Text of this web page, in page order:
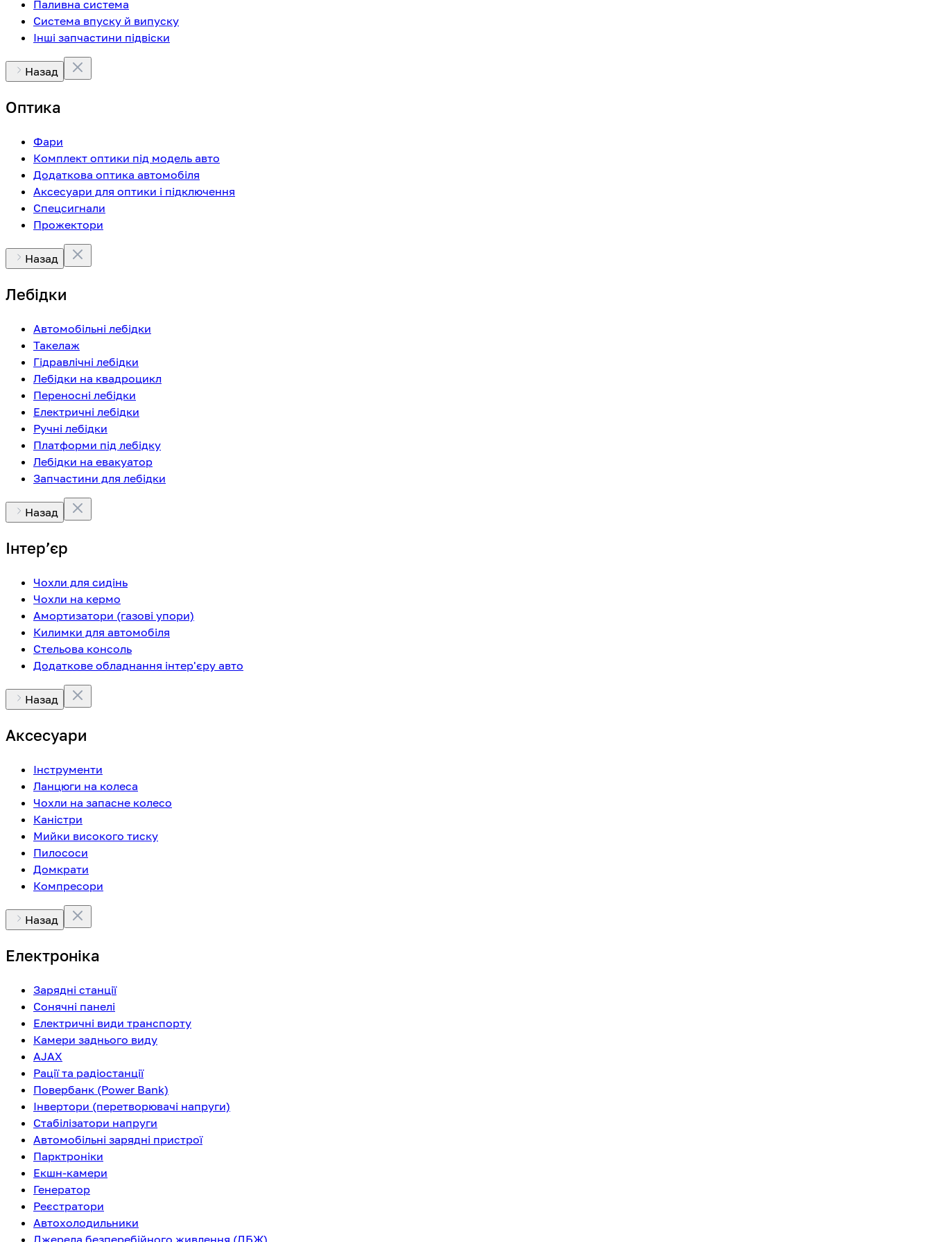
Паливна система
Система впуску й випуску
Інші запчастини підвіски
Назад
Оптика
Фари
Комплект оптики під модель авто
Додаткова оптика автомобіля
Аксесуари для оптики і підключення
Спецсигнали
Прожектори
Назад
Лебідки
Автомобільні лебідки
Такелаж
Гідравлічні лебідки
Лебідки на квадроцикл
Переносні лебідки
Електричні лебідки
Ручні лебідки
Платформи під лебідку
Лебідки на евакуатор
Запчастини для лебідки
Назад
Інтерʼєр
Чохли для сидінь
Чохли на кермо
Амортизатори (газові упори)
Килимки для автомобіля
Стельова консоль
Додаткове обладнання інтер'єру авто
Назад
Аксесуари
Інструменти
Ланцюги на колеса
Чохли на запасне колесо
Каністри
Мийки високого тиску
Пилососи
Домкрати
Компресори
Назад
Електроніка
Зарядні станції
Сонячні панелі
Електричні види транспорту
Камери заднього виду
AJAX
Рації та радіостанції
Повербанк (Power Bank)
Інвертори (перетворювачі напруги)
Стабілізатори напруги
Автомобільні зарядні пристрої
Парктроніки
Екшн-камери
Генератор
Реєстратори
Автохолодильники
Джерела безперебійного живлення (ДБЖ)